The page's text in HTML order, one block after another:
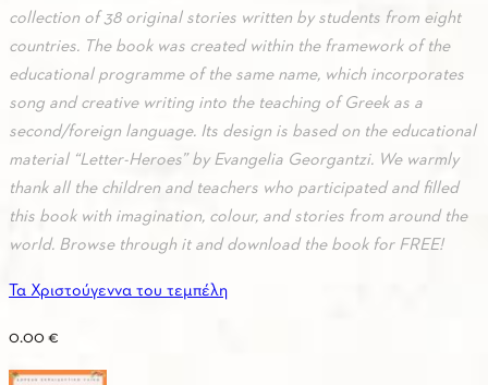
collection of 38 original stories written by students from eight
countries. The book was created within the framework of the
educational programme of the same name, which incorporates
song and creative writing into the teaching of Greek as a
second/foreign language. Its design is based on the educational
material “Letter-Heroes” by Evangelia Georgantzi. We warmly
thank all the children and teachers who participated and filled
this book with imagination, colour, and stories from around the
world. Browse through it and download the book for FREE!
Τα Χριστούγεννα του τεμπέλη
0.00 €